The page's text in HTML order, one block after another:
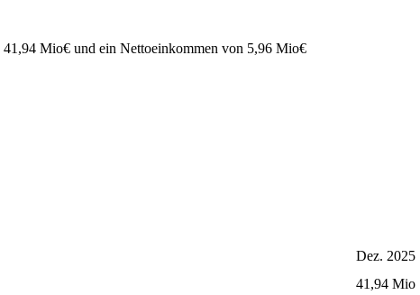
41,94 Mio€ und ein Nettoeinkommen von 5,96 Mio€
Dez. 2025
41,94 Mio